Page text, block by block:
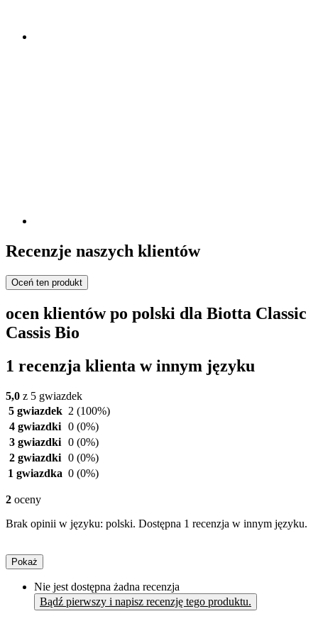
Recenzje naszych klientów
Oceń ten produkt
ocen klientów po polski dla Biotta Classic
Cassis Bio
1 recenzja klienta w innym języku
5,0 z 5 gwiazdek
5 gwiazdek 2 (100%)
4 gwiazdki 0 (0%)
3 gwiazdki 0 (0%)
2 gwiazdki 0 (0%)
1 gwiazdka 0 (0%)
2 oceny
Brak opinii w języku: polski. Dostępna 1 recenzja w innym języku.
Pokaż
Nie jest dostępna żadna recenzja
Bądź pierwszy i napisz recenzję tego produktu.